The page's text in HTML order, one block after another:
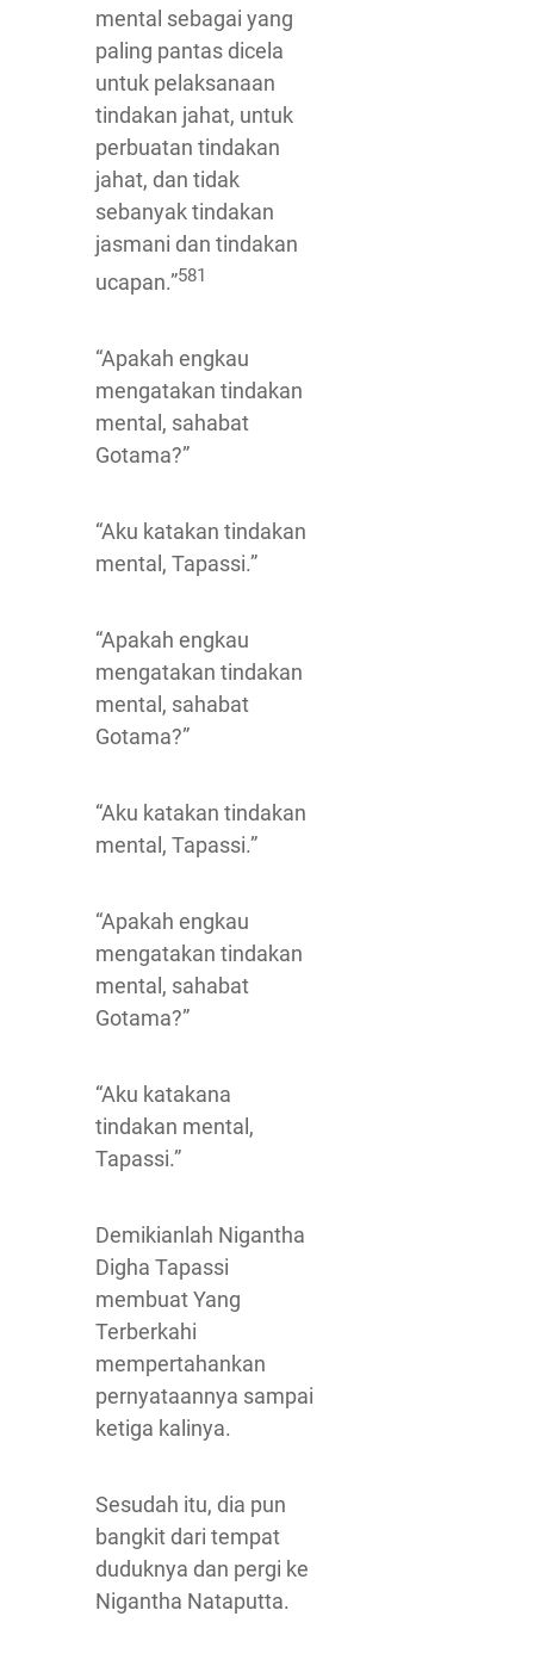
mental sebagai yang
paling pantas dicela
untuk pelaksanaan
tindakan jahat, untuk
perbuatan tindakan
jahat, dan tidak
sebanyak tindakan
jasmani dan tindakan
ucapan.”581
“Apakah engkau
mengatakan tindakan
mental, sahabat
Gotama?”
“Aku katakan tindakan
mental, Tapassi.”
“Apakah engkau
mengatakan tindakan
mental, sahabat
Gotama?”
“Aku katakan tindakan
mental, Tapassi.”
“Apakah engkau
mengatakan tindakan
mental, sahabat
Gotama?”
“Aku katakana
tindakan mental,
Tapassi.”
Demikianlah Nigantha
Digha Tapassi
membuat Yang
Terberkahi
mempertahankan
pernyataannya sampai
ketiga kalinya.
Sesudah itu, dia pun
bangkit dari tempat
duduknya dan pergi ke
Nigantha Nataputta.